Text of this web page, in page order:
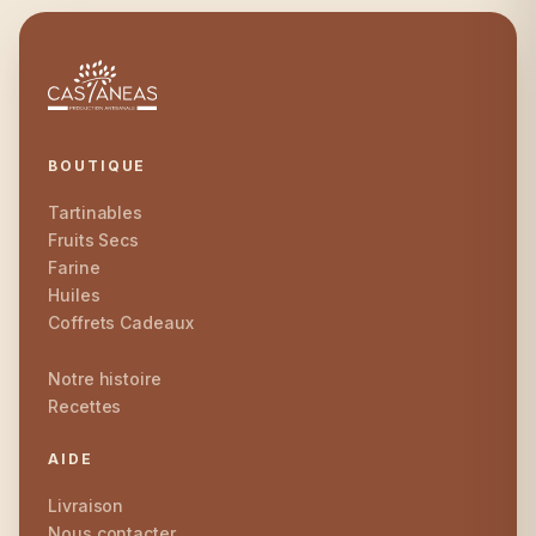
BOUTIQUE
Tartinables
Fruits Secs
Farine
Huiles
Coffrets Cadeaux
Notre histoire
Recettes
AIDE
Livraison